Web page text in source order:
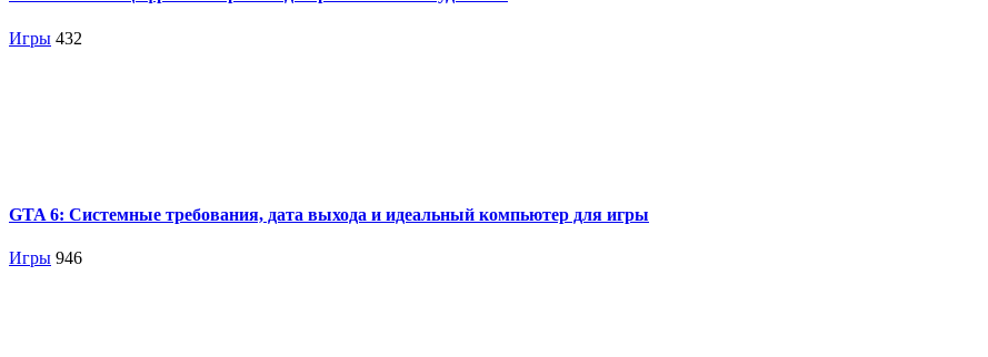
Игры 432
GTA 6: Системные требования, дата выхода и идеальный компьютер для игры
Игры 946